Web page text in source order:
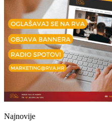
Najnovije